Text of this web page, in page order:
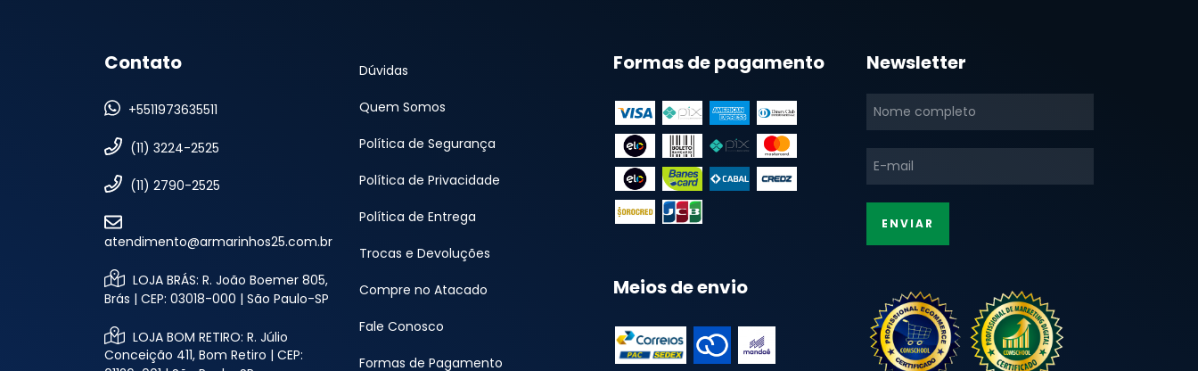
Contato
+5511973635511
(11) 3224-2525
(11) 2790-2525
atendimento@armarinhos25.com.br
LOJA BRÁS: R. João Boemer 805,
Brás | CEP: 03018-000 | São Paulo-SP
LOJA BOM RETIRO: R. Júlio
Conceição 411, Bom Retiro | CEP:
Dúvidas
Quem Somos
Política de Segurança
Política de Privacidade
Política de Entrega
Trocas e Devoluções
Compre no Atacado
Fale Conosco
Formas de Pagamento
Formas de pagamento
Meios de envio
Newsletter